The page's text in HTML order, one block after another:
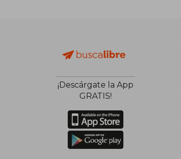
¡Descárgate la App
GRATIS!